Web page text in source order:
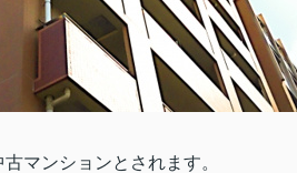
マンションとされます。